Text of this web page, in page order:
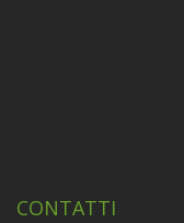
CONTATTI